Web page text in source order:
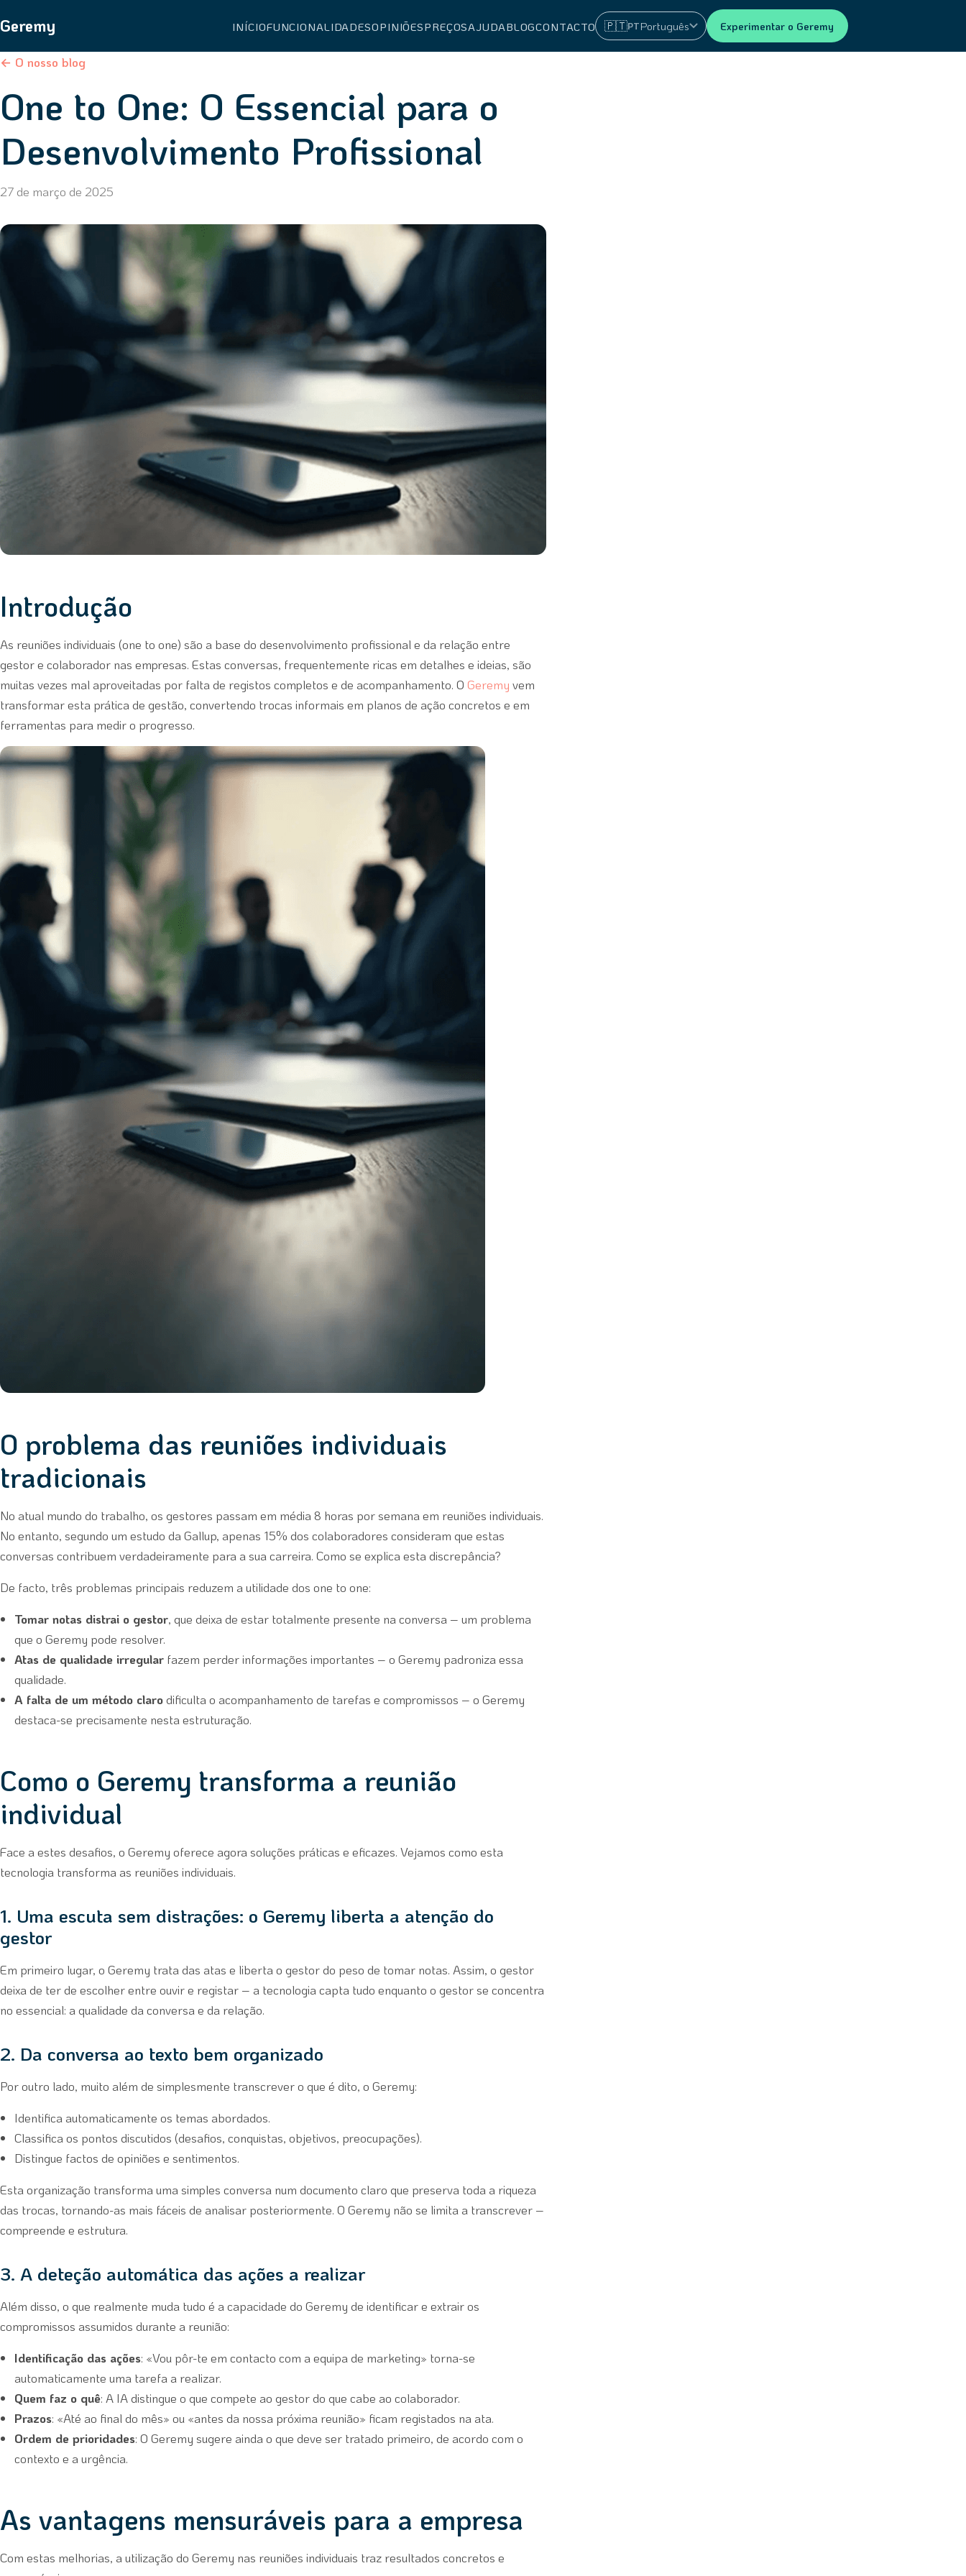
Geremy INÍCIOFUNCIONALIDADESOPINIÕESPREÇOSAJUDABLOGCONTACTO 🇵🇹PTPortuguês Experimentar o Geremy
← O nosso blog
One to One: O Essencial para o
Desenvolvimento Profissional
27 de março de 2025
Introdução
As reuniões individuais (one to one) são a base do desenvolvimento profissional e da relação entre
gestor e colaborador nas empresas. Estas conversas, frequentemente ricas em detalhes e ideias, são
muitas vezes mal aproveitadas por falta de registos completos e de acompanhamento. O Geremy vem
transformar esta prática de gestão, convertendo trocas informais em planos de ação concretos e em
ferramentas para medir o progresso.
O problema das reuniões individuais
tradicionais
No atual mundo do trabalho, os gestores passam em média 8 horas por semana em reuniões individuais.
No entanto, segundo um estudo da Gallup, apenas 15% dos colaboradores consideram que estas
conversas contribuem verdadeiramente para a sua carreira. Como se explica esta discrepância?
De facto, três problemas principais reduzem a utilidade dos one to one:
Tomar notas distrai o gestor, que deixa de estar totalmente presente na conversa – um problema
que o Geremy pode resolver.
Atas de qualidade irregular fazem perder informações importantes – o Geremy padroniza essa
qualidade.
A falta de um método clarodificulta o acompanhamento de tarefas e compromissos – o Geremy
destaca-se precisamente nesta estruturação.
Como o Geremy transforma a reunião
individual
Face a estes desafios, o Geremy oferece agora soluções práticas e eficazes. Vejamos como esta
tecnologia transforma as reuniões individuais.
1. Uma escuta sem distrações: o Geremy liberta a atenção do
gestor
Em primeiro lugar, o Geremy trata das atas e liberta o gestor do peso de tomar notas. Assim, o gestor
deixa de ter de escolher entre ouvir e registar – a tecnologia capta tudo enquanto o gestor se concentra
no essencial: a qualidade da conversa e da relação.
2. Da conversa ao texto bem organizado
Por outro lado, muito além de simplesmente transcrever o que é dito, o Geremy:
Identifica automaticamente os temas abordados.
Classifica os pontos discutidos (desafios, conquistas, objetivos, preocupações).
Distingue factos de opiniões e sentimentos.
Esta organização transforma uma simples conversa num documento claro que preserva toda a riqueza
das trocas, tornando-as mais fáceis de analisar posteriormente. O Geremy não se limita a transcrever –
compreende e estrutura.
3. A deteção automática das ações a realizar
Além disso, o que realmente muda tudo é a capacidade do Geremy de identificar e extrair os
compromissos assumidos durante a reunião:
Identificação das ações: «Vou pôr-te em contacto com a equipa de marketing» torna-se
automaticamente uma tarefa a realizar.
Quem faz o quê: A IA distingue o que compete ao gestor do que cabe ao colaborador.
Prazos: «Até ao final do mês» ou «antes da nossa próxima reunião» ficam registados na ata.
Ordem de prioridades: O Geremy sugere ainda o que deve ser tratado primeiro, de acordo com o
contexto e a urgência.
As vantagens mensuráveis para a empresa
Com estas melhorias, a utilização do Geremy nas reuniões individuais traz resultados concretos e